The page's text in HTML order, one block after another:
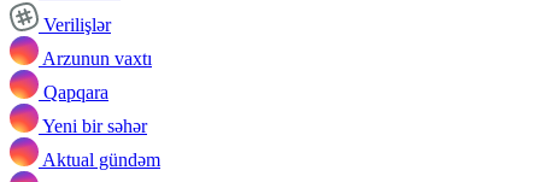
Verilişlər
Arzunun vaxtı
Qapqara
Yeni bir səhər
Aktual gündəm